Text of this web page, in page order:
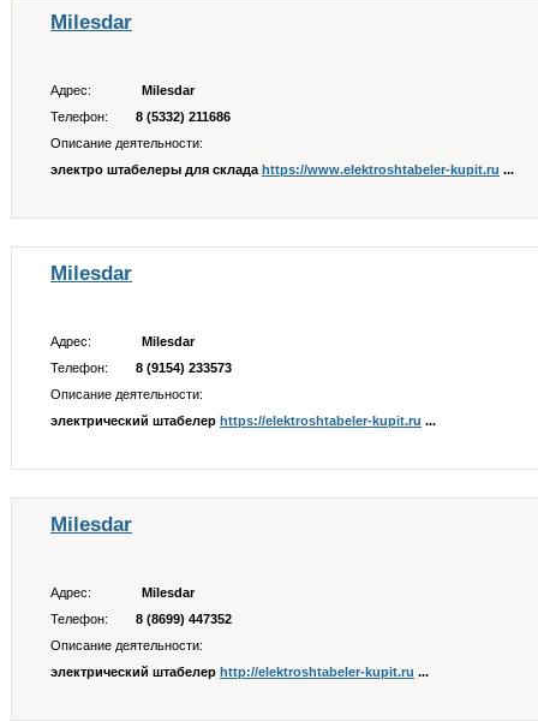
Milesdar
Адрес:
Milesdar
Телефон:
8 (5332) 211686
Описание деятельности:
электро штабелеры для склада https://www.elektroshtabeler-kupit.ru ...
Milesdar
Адрес:
Milesdar
Телефон:
8 (9154) 233573
Описание деятельности:
электрический штабелер https://elektroshtabeler-kupit.ru ...
Milesdar
Адрес:
Milesdar
Телефон:
8 (8699) 447352
Описание деятельности:
электрический штабелер http://elektroshtabeler-kupit.ru ...